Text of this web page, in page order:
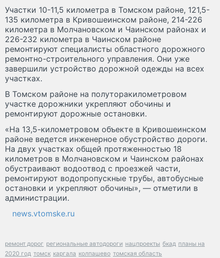
Участки 10-11,5 километра в Томском районе, 121,5-
135 километра в Кривошеинском районе, 214-226
километра в Молчановском и Чаинском районах и
226-232 километра в Чаинском районе
ремонтируют специалисты областного дорожного
ремонтно-строительного управления. Они уже
завершили устройство дорожной одежды на всех
участках.
В Томском районе на полуторакилометровом
участке дорожники укрепляют обочины и
ремонтируют дорожные остановки.
«На 13,5-километровом объекте в Кривошеинском
районе ведется инженерное обустройство дороги.
На двух участках общей протяженностью 18
километров в Молчановском и Чаинском районах
обустраивают водоотвод с проезжей части,
ремонтируют водопропускные трубы, автобусные
остановки и укрепляют обочины», — отметили в
администрации.
news.vtomske.ru
ремонт дорог региональные автодороги нацпроекты бкад планы на
2020 год томск каргала колпашево томская область